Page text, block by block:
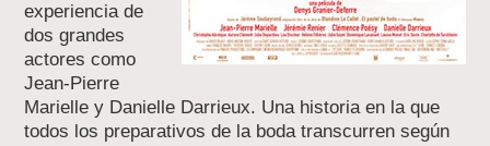
experiencia de
dos grandes
actores como
Jean-Pierre
Marielle y Danielle Darrieux. Una historia en la que
todos los preparativos de la boda transcurren según